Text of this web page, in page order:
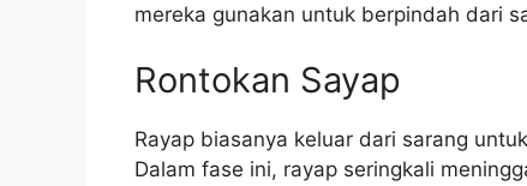
mereka gunakan untuk berpindah dari
Rontokan Sayap
Rayap biasanya keluar dari sarang
Dalam fase ini, rayap seringkali